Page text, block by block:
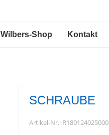
Wilbers-Shop Kontakt
SCHRAUBE
Artikel-Nr.: R180124025000